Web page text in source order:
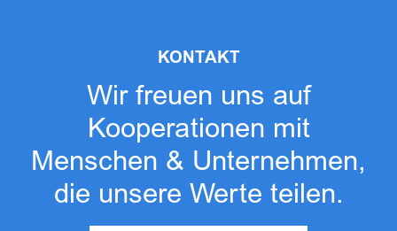
KONTAKT
Wir freuen uns auf
Kooperationen mit
Menschen & Unternehmen,
die unsere Werte teilen.